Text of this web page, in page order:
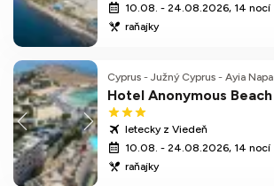
10.08. - 24.08.2026, 14 nocí
raňajky
Cyprus - Južný Cyprus - Ayia Napa
Hotel Anonymous Beach
letecky z Viedeň
10.08. - 24.08.2026, 14 nocí
raňajky